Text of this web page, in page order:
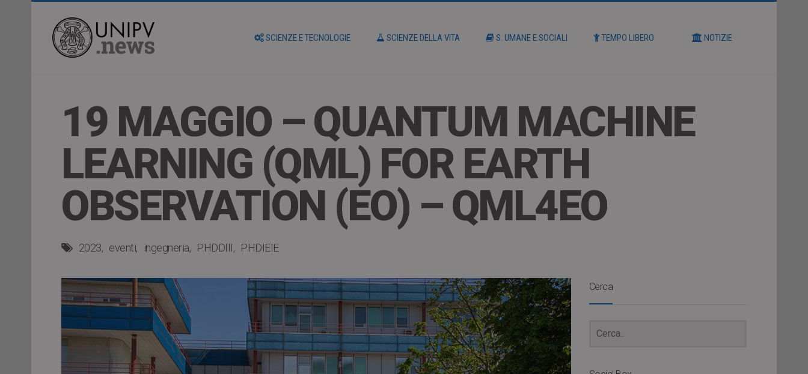
SCIENZE E TECNOLOGIE SCIENZE DELLA VITA S. UMANE E SOCIALI TEMPO LIBERO NOTIZIE
19 MAGGIO – QUANTUM MACHINE
LEARNING (QML) FOR EARTH
OBSERVATION (EO) – QML4EO
2023 eventi ingegneria PHDDIII PHDIEIE
Cerca